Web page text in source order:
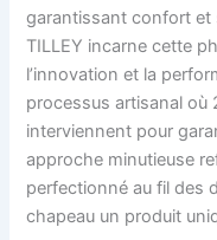
garantissant confort et
TILLEY incarne cette
l’innovation et la
processus artisanal où
interviennent pour
approche minutieuse
perfectionné au fil des
chapeau un produit